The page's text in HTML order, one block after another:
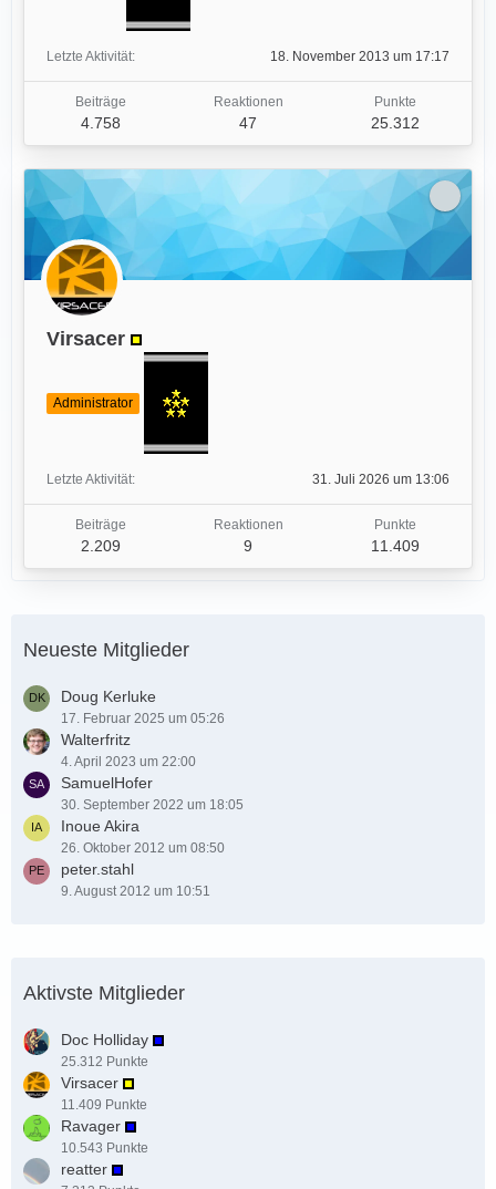
Letzte Aktivität 18. November 2013 um 17:17
Beiträge
4.758
Reaktionen
47
Punkte
25.312
Virsacer
Administrator
Letzte Aktivität 31. Juli 2026 um 13:06
Beiträge
2.209
Reaktionen
9
Punkte
11.409
Neueste Mitglieder
Doug Kerluke
17. Februar 2025 um 05:26
Walterfritz
4. April 2023 um 22:00
SamuelHofer
30. September 2022 um 18:05
Inoue Akira
26. Oktober 2012 um 08:50
peter.stahl
9. August 2012 um 10:51
Aktivste Mitglieder
Doc Holliday
25.312 Punkte
Virsacer
11.409 Punkte
Ravager
10.543 Punkte
reatter